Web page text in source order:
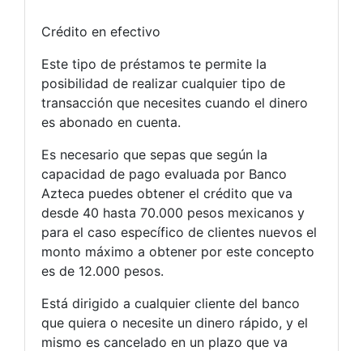
Crédito en efectivo
Este tipo de préstamos te permite la
posibilidad de realizar cualquier tipo de
transacción que necesites cuando el dinero
es abonado en cuenta.
Es necesario que sepas que según la
capacidad de pago evaluada por Banco
Azteca puedes obtener el crédito que va
desde 40 hasta 70.000 pesos mexicanos y
para el caso específico de clientes nuevos el
monto máximo a obtener por este concepto
es de 12.000 pesos.
Está dirigido a cualquier cliente del banco
que quiera o necesite un dinero rápido, y el
mismo es cancelado en un plazo que va